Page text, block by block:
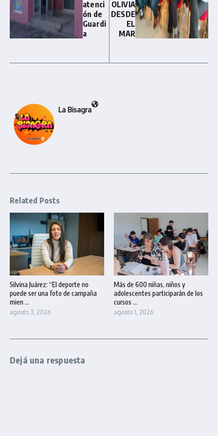
atenci
ón de
Guardi
a
OLIVIA
DESDE
EL
MAR
La Bisagra
Related Posts
Silvina Juárez: “El deporte no
puede ser una foto de campaña
mien ...
agosto 3, 2026
Más de 600 niñas, niños y
adolescentes participarán de los
cursos ...
agosto 1, 2026
Dejá una respuesta